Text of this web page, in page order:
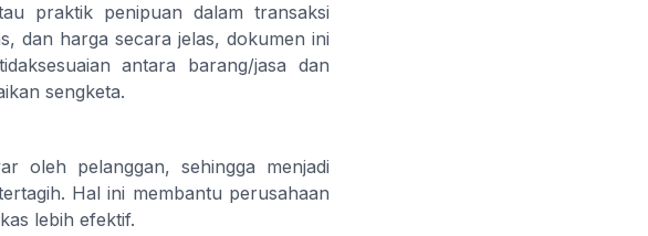
praktik penipuan dalam transaksi
dan harga secara jelas, dokumen ini
antara barang/jasa dan
sengketa.
oleh pelanggan, sehingga menjadi
Hal ini membantu perusahaan
lebih efektif.